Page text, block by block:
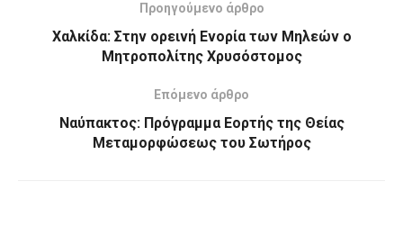
Προηγούμενο άρθρο
Χαλκίδα: Στην ορεινή Ενορία των Μηλεών ο
Μητροπολίτης Χρυσόστομος
Επόμενο άρθρο
Ναύπακτος: Πρόγραμμα Εορτής της Θείας
Μεταμορφώσεως του Σωτήρος